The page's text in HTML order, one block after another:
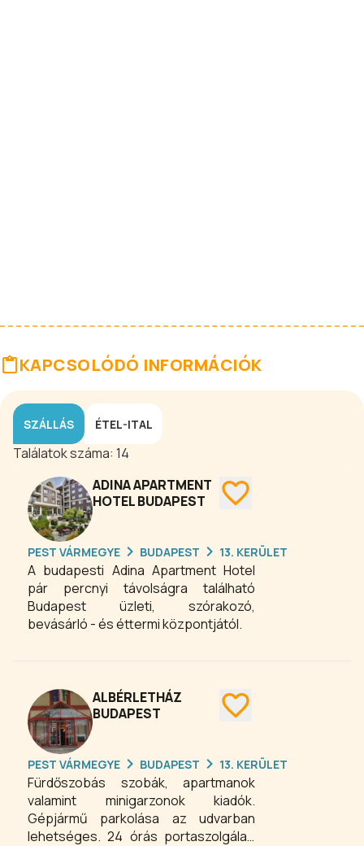
KAPCSOLÓDÓ INFORMÁCIÓK
SZÁLLÁS ÉTEL-ITAL
Találatok száma: 14
ADINA APARTMENT
HOTEL BUDAPEST
PEST VÁRMEGYE BUDAPEST 13. KERÜLET
A budapesti Adina Apartment Hotel
pár percnyi távolságra található
Budapest üzleti, szórakozó,
bevásárló - és éttermi központjától.
ALBÉRLETHÁZ
BUDAPEST
PEST VÁRMEGYE BUDAPEST 13. KERÜLET
Fürdőszobás szobák, apartmanok
valamint minigarzonok kiadók.
Gépjármű parkolása az udvarban
lehetséges. 24 órás portaszolgálat.